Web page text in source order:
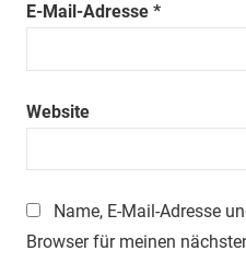
E-Mail-Adresse *
Website
Name, E-Mail-Adresse
Browser für meinen